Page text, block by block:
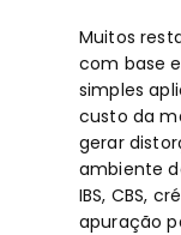
Muitos
com base
simples
custo da
gerar
ambiente
IBS, CBS,
apuração